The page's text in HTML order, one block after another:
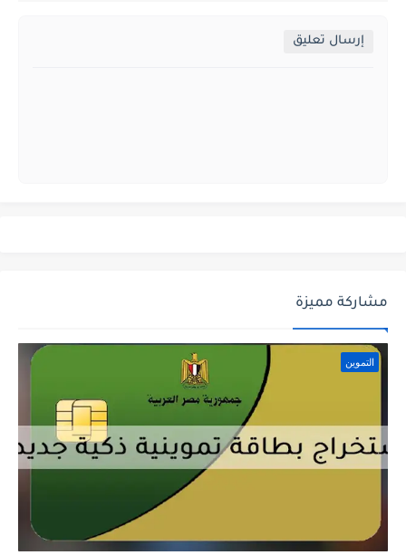
إرسال تعليق
مشاركة مميزة
التموين